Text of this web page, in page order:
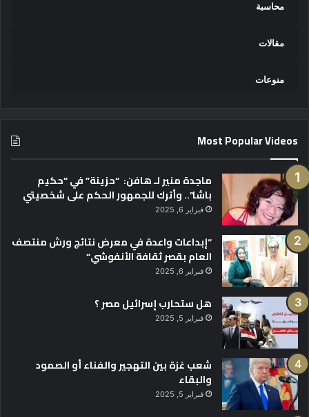
محاسبة
مقالات
منوعات
Most Popular Videos
ماجدة منير لـ هافن: “حزينة” في “حكيم
باشا”.. وأترك للجمهور الحكم على شخصيتي
فبراير 6, 2025
“إبداعات واعدة في معرض نتائج ورش منتصف
العام بقصر ثقافة الأنفوشي”
فبراير 6, 2025
هل ستحارب إسرائيل مصر ؟
فبراير 5, 2025
شعب غزة بين التهجير والفناء أو الصمود
والبقاء
فبراير 5, 2025